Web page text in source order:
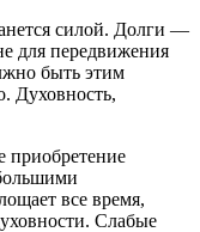
силой. Долги —
для передвижения
быть этим
Духовность,
приобретение
все время,
Слабые